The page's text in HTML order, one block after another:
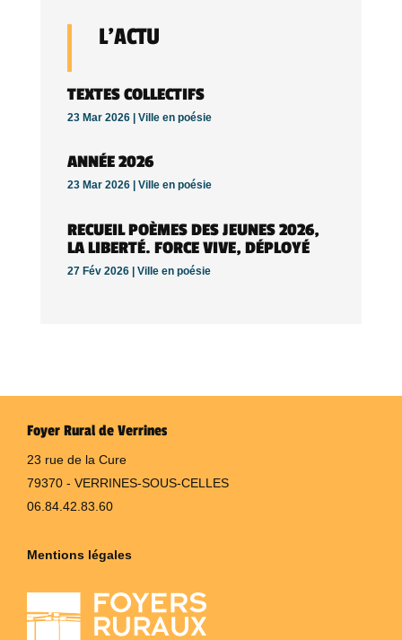
L’ACTU
TEXTES COLLECTIFS
23 Mar 2026 | Ville en poésie
ANNÉE 2026
23 Mar 2026 | Ville en poésie
RECUEIL POÈMES DES JEUNES 2026,
LA LIBERTÉ. FORCE VIVE, DÉPLOYÉ
27 Fév 2026 | Ville en poésie
Foyer Rural de Verrines
23 rue de la Cure
79370 - VERRINES-SOUS-CELLES
06.84.42.83.60
Mentions légales